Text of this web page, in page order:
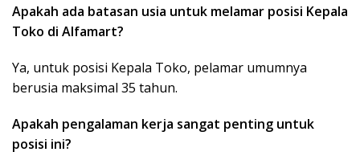
Apakah ada batasan usia untuk melamar posisi Kepala
Toko di Alfamart?
Ya, untuk posisi Kepala Toko, pelamar umumnya
berusia maksimal 35 tahun.
Apakah pengalaman kerja sangat penting untuk
posisi ini?